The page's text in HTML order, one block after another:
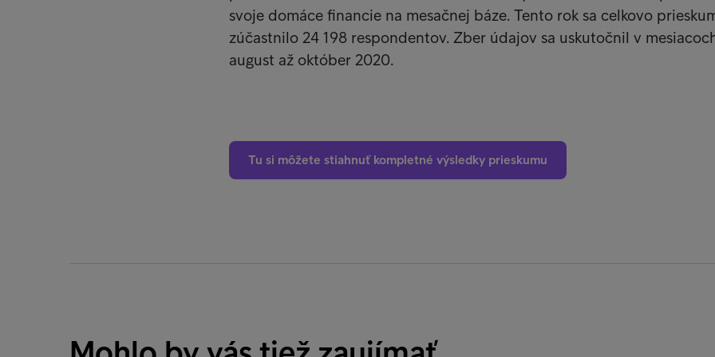
svoje domáce financie na mesačnej báze. Tento rok sa celkovo
zúčastnilo 24 198 respondentov. Zber údajov sa uskutočnil v
august až október 2020.
Tu si môžete stiahnuť kompletné výsledky prieskumu